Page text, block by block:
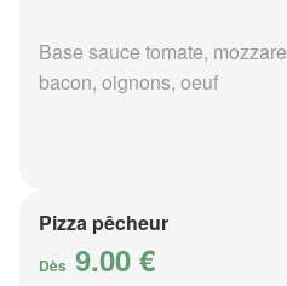
Base sauce tomate,
bacon, oignons, oeuf
Pizza pêcheur
Dès 9.00 €